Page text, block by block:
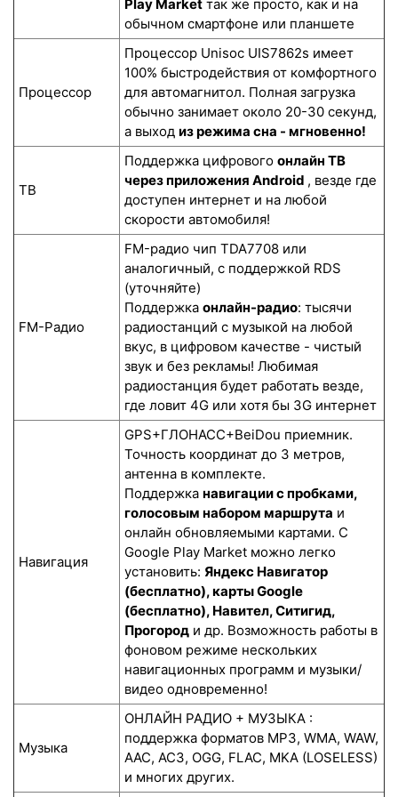
Play Market так же просто, как и на
обычном смартфоне или планшете
Процессор
Процессор Unisoc UIS7862s имеет
100% быстродействия от комфортного
для автомагнитол. Полная загрузка
обычно занимает около 20-30 секунд,
а выход из режима сна - мгновенно!
ТВ
Поддержка цифрового онлайн ТВ
через приложения Android , везде где
доступен интернет и на любой
скорости автомобиля!
FM-Радио
FM-радио чип TDA7708 или
аналогичный, с поддержкой RDS
(уточняйте)
Поддержка онлайн-радио: тысячи
радиостанций с музыкой на любой
вкус, в цифровом качестве - чистый
звук и без рекламы! Любимая
радиостанция будет работать везде,
где ловит 4G или хотя бы 3G интернет
Навигация
GPS+ГЛОНАСС+BeiDou приемник.
Точность координат до 3 метров,
антенна в комплекте.
Поддержка навигации с пробками,
голосовым набором маршрута и
онлайн обновляемыми картами. С
Google Play Market можно легко
установить: Яндекс Навигатор
(бесплатно), карты Google
(бесплатно), Навител, Ситигид,
Прогород и др. Возможность работы в
фоновом режиме нескольких
навигационных программ и музыки/
видео одновременно!
Музыка
ОНЛАЙН РАДИО + МУЗЫКА :
поддержка форматов MP3, WMA, WAW,
AAC, AC3, OGG, FLAC, MKA (LOSELESS)
и многих других.